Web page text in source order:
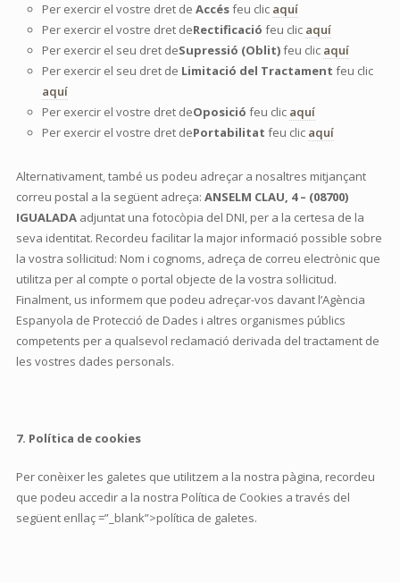
Per exercir el vostre dret de Accésfeu clic aquí
Per exercir el vostre dret deRectificació feu clic aquí
Per exercir el seu dret deSupressió (Oblit)feu clic aquí
Per exercir el seu dret de Limitació del Tractament feu clic
aquí
Per exercir el vostre dret deOposició feu clic aquí
Per exercir el vostre dret dePortabilitat feu clic aquí
Alternativament, també us podeu adreçar a nosaltres mitjançant
correu postal a la següent adreça: ANSELM CLAU, 4 – (08700)
IGUALADAadjuntat una fotocòpia del DNI, per a la certesa de la
seva identitat. Recordeu facilitar la major informació possible sobre
la vostra sol·licitud: Nom i cognoms, adreça de correu electrònic que
utilitza per al compte o portal objecte de la vostra sol·licitud.
Finalment, us informem que podeu adreçar-vos davant l’Agència
Espanyola de Protecció de Dades i altres organismes públics
competents per a qualsevol reclamació derivada del tractament de
les vostres dades personals.
7. Política de cookies
Per conèixer les galetes que utilitzem a la nostra pàgina, recordeu
que podeu accedir a la nostra Política de Cookies a través del
següent enllaç =”_blank”>política de galetes.